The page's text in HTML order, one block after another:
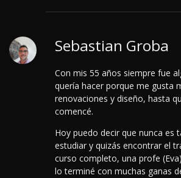
Sebastian Groba
Con mis 55 años siempre fue
quería hacer porque me gusta
renovaciones y diseño, hasta
comencé.
Hoy puedo decir que nunca es
estudiar y quizás encontrar el
curso completo, una profe
lo terminé con muchas ganas